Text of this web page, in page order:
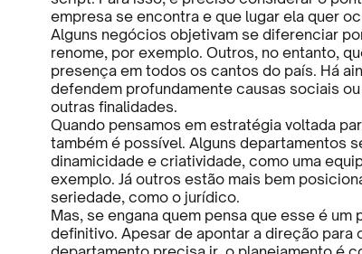
empresa se encontra e que lugar ela quer
Alguns negócios objetivam se diferenciar
renome, por exemplo. Outros, no entanto,
presença em todos os cantos do país. Há
defendem profundamente causas sociais
outras finalidades.
Quando pensamos em estratégia voltada
também é possível. Alguns departamentos
dinamicidade e criatividade, como uma
exemplo. Já outros estão mais bem
seriedade, como o jurídico.
Mas, se engana quem pensa que esse é
definitivo. Apesar de apontar a direção para